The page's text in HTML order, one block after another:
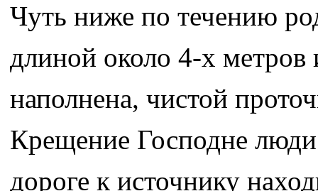
Чуть ниже по течению
длиной около 4-х метров
наполнена, чистой
Крещение Господне
дороге к источнику